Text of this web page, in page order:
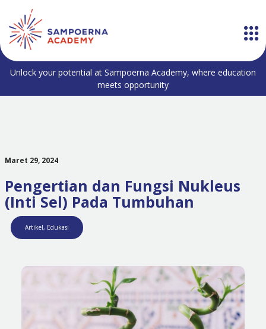
Unlock your potential at Sampoerna Academy, where education
meets opportunity
Maret 29, 2024
Pengertian dan Fungsi Nukleus
(Inti Sel) Pada Tumbuhan
Artikel, Edukasi